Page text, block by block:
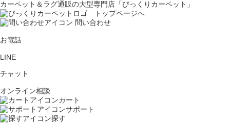
カーペット＆ラグ通販の大型専門店「びっくりカーペット」
問い合わせ
お電話
LINE
チャット
オンライン相談
カート
サポート
探す